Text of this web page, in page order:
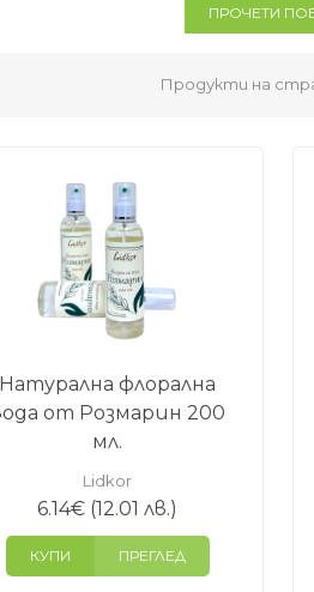
нещо леко за
ПРОЧЕТИ
Продукти на
Натурална флорална
от Розмарин 200
мл.
Lidkor
6.14€ (12.01 лв.)
КУПИ ПРЕГЛЕД